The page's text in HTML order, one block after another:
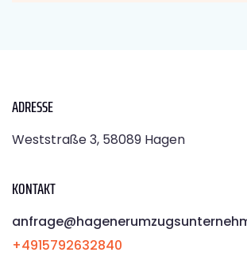
ADRESSE
Weststraße 3, 58089 Hagen
KONTAKT
+4915792632840